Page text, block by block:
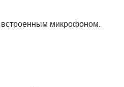
микрофоном.